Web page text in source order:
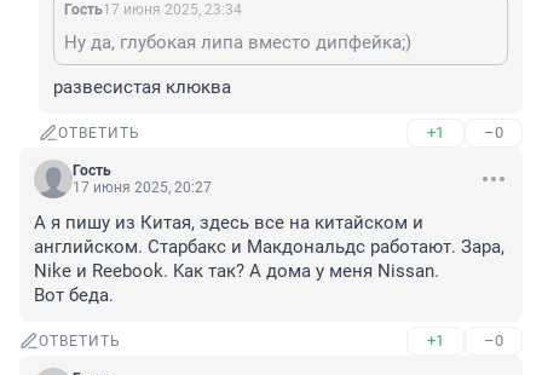
Гость17 июня 2025, 23:34
Ну да, глубокая липа вместо дипфейка;)
развесистая клюква
ОТВЕТИТЬ +1 –0
Гость
17 июня 2025, 20:27
А я пишу из Китая, здесь все на китайском и
английском. Старбакс и Макдональдс работают. Зара,
Nike и Reebook. Kак так? А дома у меня Nissan.
Вот беда.
ОТВЕТИТЬ +1 –0